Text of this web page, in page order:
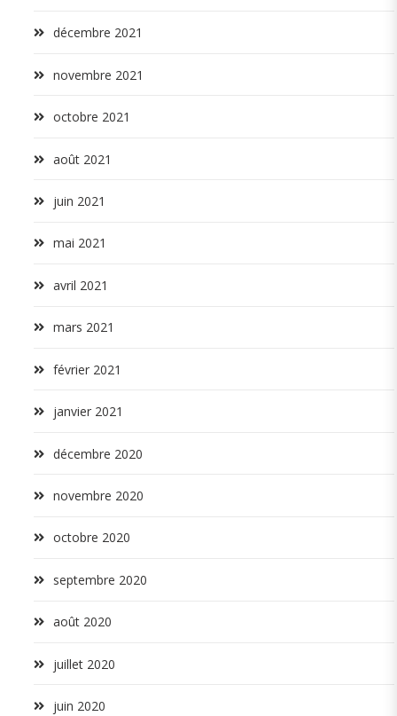
décembre 2021
novembre 2021
octobre 2021
août 2021
juin 2021
mai 2021
avril 2021
mars 2021
février 2021
janvier 2021
décembre 2020
novembre 2020
octobre 2020
septembre 2020
août 2020
juillet 2020
juin 2020